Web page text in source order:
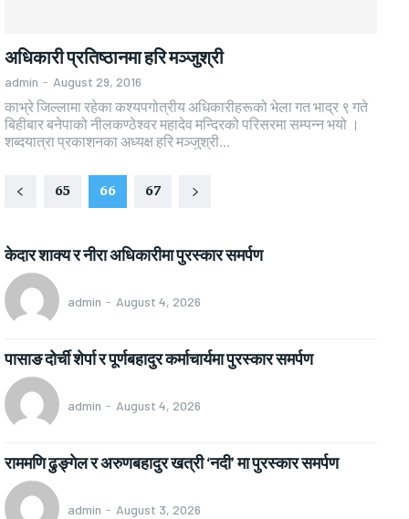
अधिकारी प्रतिष्ठानमा हरि मञ्जुश्री
admin - August 29, 2016
काभ्रे जिल्लामा रहेका कश्यपगोत्रीय अधिकारीहरूको भेला गत भाद्र ९ गते
बिहीबार बनेपाको नीलकण्ठेश्वर महादेव मन्दिरको परिसरमा सम्पन्न भयो ।
शब्दयात्रा प्रकाशनका अध्यक्ष हरि मञ्जुश्री...
65 66 67
केदार शाक्य र नीरा अधिकारीमा पुरस्कार समर्पण
admin - August 4, 2026
पासाङ दोर्ची शेर्पा र पूर्णबहादुर कर्माचार्यमा पुरस्कार समर्पण
admin - August 4, 2026
राममणि ढुङ्गेल र अरुणबहादुर खत्री ‘नदी’ मा पुरस्कार समर्पण
admin - August 3, 2026